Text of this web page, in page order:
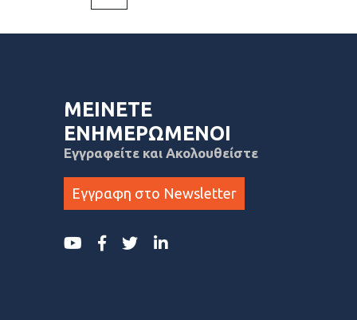
ΜΕΙΝΕΤΕ
ΕΝΗΜΕΡΩΜΕΝΟΙ
Εγγραφείτε και Ακολουθείστε
Εγγραφη στο Newsletter